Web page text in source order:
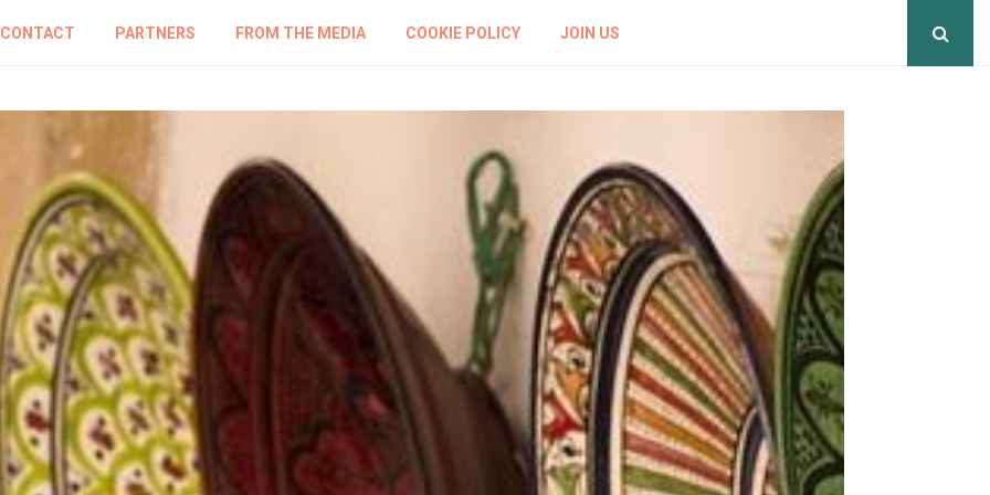
CONTACT PARTNERS FROM THE MEDIA COOKIE POLICY JOIN US